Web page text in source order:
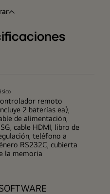
remoto
2 baterías ea),
de alimentación,
cable HDMI, libro de
teléfono a
RS232C, cubierta
la memoria